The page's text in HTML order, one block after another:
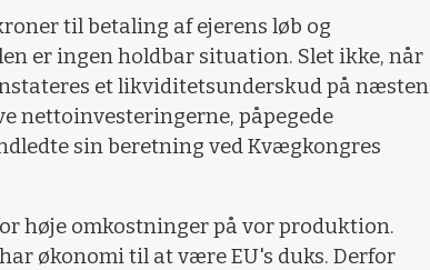
til betaling af ejerens løb og
er ingen holdbar situation. Slet ikke, når
et likviditetsunderskud på næsten
nettoinvesteringerne, påpegede
sin beretning ved Kvægkongres
høje omkostninger på vor produktion.
økonomi til at være EU's duks. Derfor